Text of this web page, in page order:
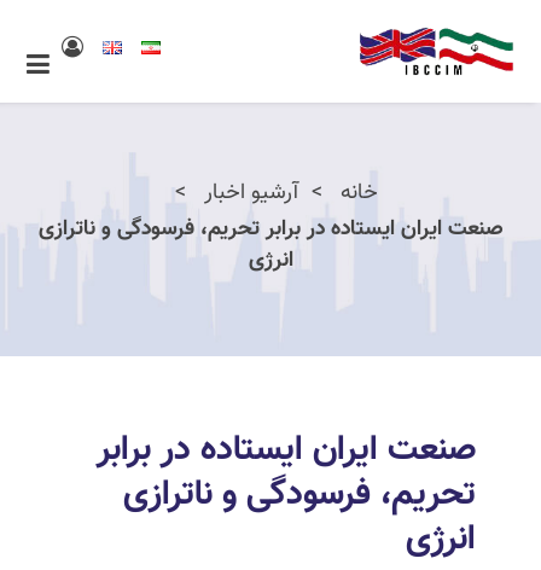
خانه
آرشیو اخبار
صنعت ایران ایستاده در برابر تحریم، فرسودگی و ناترازی
انرژی
صنعت ایران ایستاده در برابر
تحریم، فرسودگی و ناترازی
انرژی